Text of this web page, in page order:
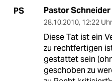
PS Pastor Schneider
28.10.2010, 12:22 Uhr
Diese Tat ist ein
zu rechtfertigen
gestattet sein
geschoben zu